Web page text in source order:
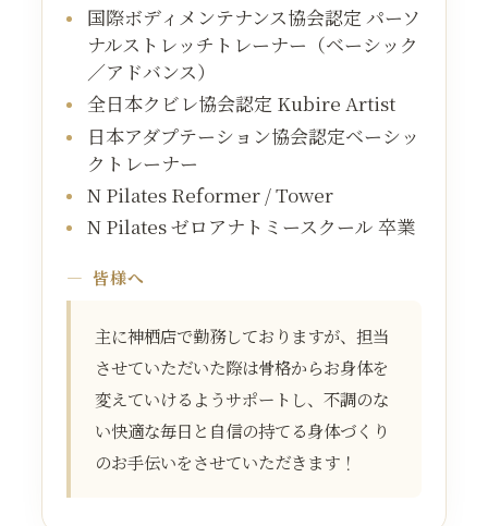
国際ボディメンテナンス協会認定 パーソ
ナルストレッチトレーナー（ベーシック
／アドバンス）
全日本クビレ協会認定 Kubire Artist
日本アダプテーション協会認定ベーシッ
クトレーナー
N Pilates Reformer / Tower
N Pilates ゼロアナトミースクール 卒業
皆様へ
主に神栖店で勤務しておりますが、担当
させていただいた際は骨格からお身体を
変えていけるようサポートし、不調のな
い快適な毎日と自信の持てる身体づくり
のお手伝いをさせていただきます！